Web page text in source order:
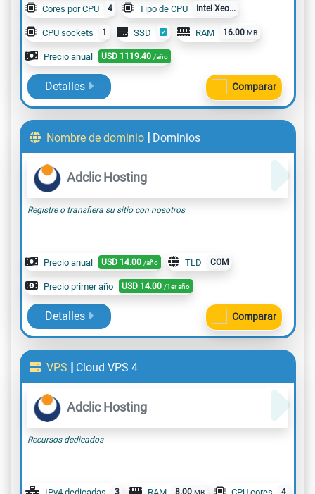
Cores por CPU 4 Tipo de CPU Intel Xeo...
CPU sockets 1 SSD RAM 16.00 MB
Precio anual USD 1119.40 /año
Detalles Comparar
Nombre de dominio | Dominios
Adclic Hosting
Registre o transfiera su sitio con nosotros
Precio anual USD 14.00 /año TLD COM
Precio primer año USD 14.00 /1er año
Detalles Comparar
VPS | Cloud VPS 4
Adclic Hosting
Recursos dedicados